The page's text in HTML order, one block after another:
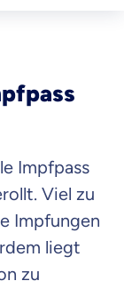
Impfpass
Viel zu
Impfungen
liegt
zu